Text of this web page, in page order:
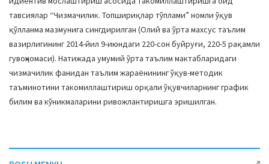
тавсиялар “Чизмачилик. Топшириқлар тўплами” номли ўқув
қўлланма мазмунига сингдирилган (Олий ва ўрта махсус таълим
вазирлигининг 2014-йил 9-июндаги 220-сон буйруғи, 220-5 рақамли
гувоҳномаси). Натижада умумий ўрта таълим мактабларидаги
чизмачилик фанидан таълим жараёнининг ўқув-методик
таъминотини такомиллаштириш орқали ўқувчиларнинг график
билим ва кўникмаларини ривожлантиришга эришилган.